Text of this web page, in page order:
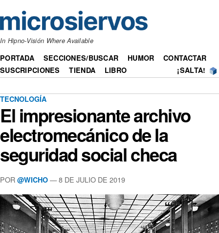
In Hipno-Visión Where Available
PORTADA SECCIONES/BUSCAR HUMOR
CONTACTAR
SUSCRIPCIONES
TIENDA LIBRO ¡SALTA!
TECNOLOGÍA
El impresionante archivo
electromecánico de la
seguridad social checa
POR @WICHO — 8 DE JULIO DE 2019